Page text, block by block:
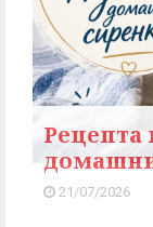
Рецепта
21/07/2026